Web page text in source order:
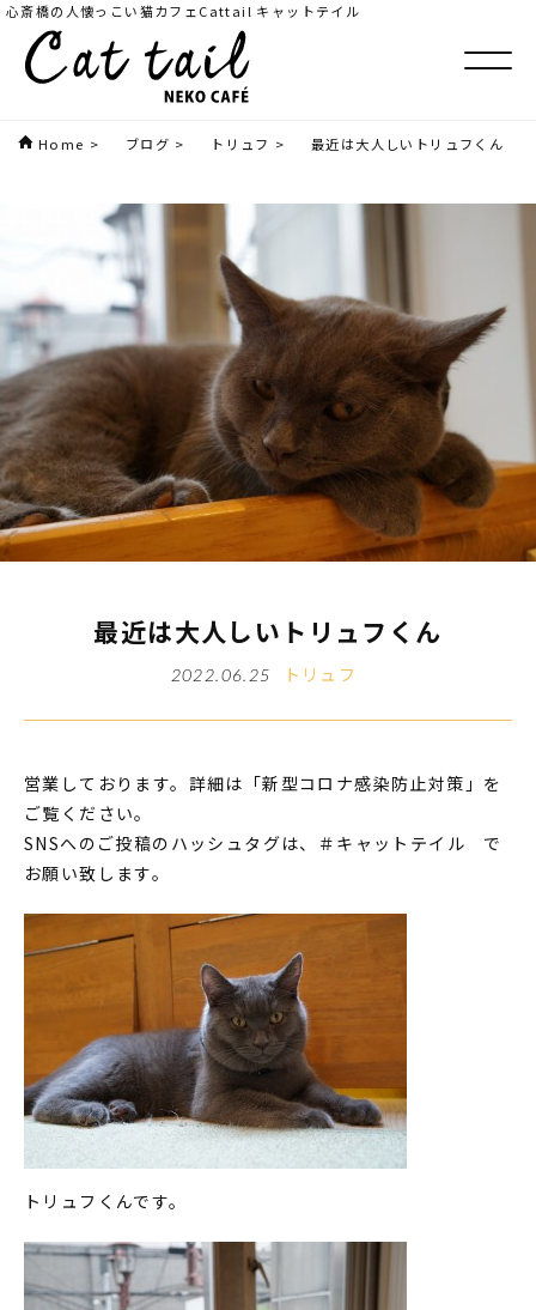
心斎橋の人懐っこい猫カフェCattail キャットテイル
Home > ブログ > トリュフ > 最近は大人しいトリュフくん
最近は大人しいトリュフくん
2022.06.25 トリュフ
営業しております。詳細は「新型コロナ感染防止対策」を
ご覧ください。
SNSへのご投稿のハッシュタグは、＃キャットテイル で
お願い致します。
トリュフくんです。